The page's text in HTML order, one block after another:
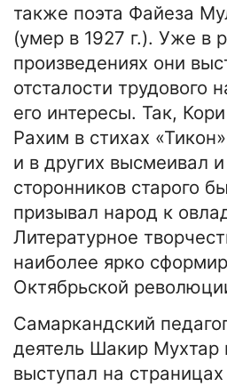
также поэта Файеза
(умер в 1927 г.). Уже в
произведениях они
отсталости трудового
его интересы. Так,
Рахим в стихах
и в других высмеивал
сторонников старого
призывал народ к
Литературное
наиболее ярко
Октябрьской
Самаркандский
деятель Шакир Мухтар
выступал на